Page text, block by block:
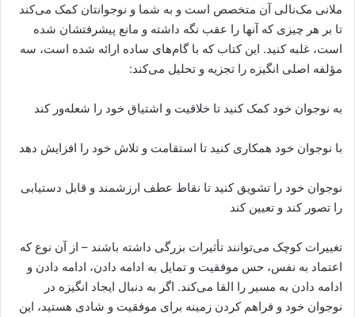
ملانی مک‌نالی آن متخصص است و به شما و نوجوانتان کمک می‌کند
تا بر هر چیزی که آنها را عقب نگه داشته و مانع پیشرفتشان شده
است، غلبه کنید. این کتاب که با گام‌های ساده ارائه شده است، سه
مؤلفه اصلی انگیزه را تجزیه و تحلیل می‌کند:
به نوجوان خود کمک کنید تا خلاقیت و اشتیاق خود را شعله‌ور کند
با نوجوان خود همکاری کنید تا استقامت و تلاش خود را افزایش دهد
نوجوان خود را تشویق کنید تا نقاط عطف ارزشمند و قابل دستیابی
را تصور کند و تعیین کند
تغییرات کوچک می‌توانند تأثیرات بزرگی داشته باشند – از آن نوع که
اعتماد به نفس، حس موفقیت و تمایل به ادامه دادن، ادامه دادن و
ادامه دادن به مسیر را القا می‌کند. اگر به دنبال ایجاد انگیزه در
نوجوان خود و فراهم کردن زمینه برای موفقیت و شادی هستید، این